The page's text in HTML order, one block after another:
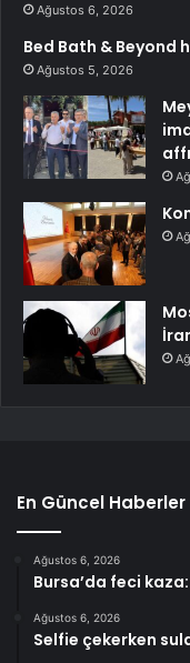
Ağustos 6, 2026
Bed Bath & Beyond
Ağustos 5, 2026
En Güncel Haberler
Ağustos 6, 2026
Bursa’da feci
Ağustos 6, 2026
Selfie çekerken